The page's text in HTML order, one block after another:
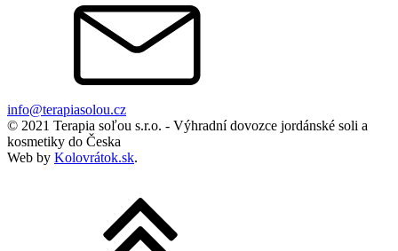
info@terapiasolou.cz
© 2021 Terapia soľou s.r.o. - Výhradní dovozce jordánské soli a
kosmetiky do Česka
Web by Kolovrátok.sk.